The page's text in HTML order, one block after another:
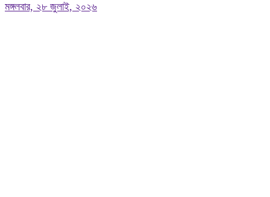
মঙ্গলবার, ২৮ জুলাই, ২০২৬